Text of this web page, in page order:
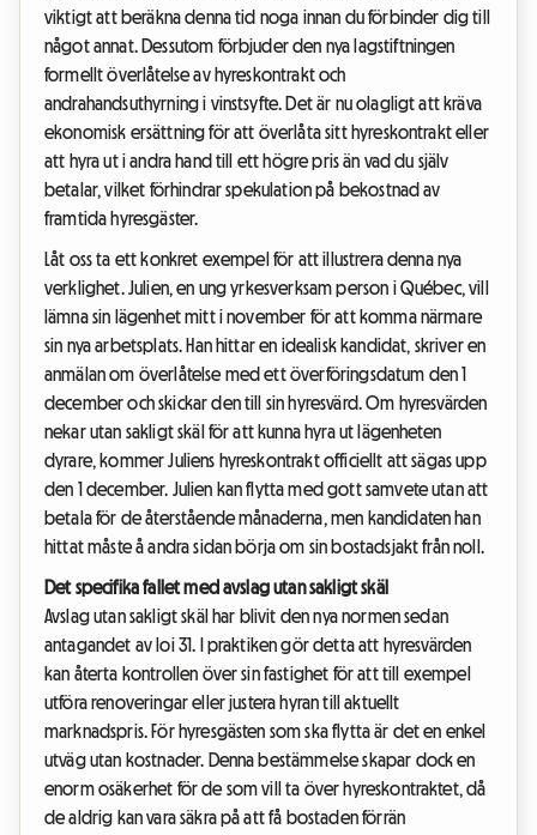
viktigt att beräkna denna tid noga innan du förbinder dig till
något annat. Dessutom förbjuder den nya lagstiftningen
formellt överlåtelse av hyreskontrakt och
andrahandsuthyrning i vinstsyfte. Det är nu olagligt att kräva
ekonomisk ersättning för att överlåta sitt hyreskontrakt eller
att hyra ut i andra hand till ett högre pris än vad du själv
betalar, vilket förhindrar spekulation på bekostnad av
framtida hyresgäster.
Låt oss ta ett konkret exempel för att illustrera denna nya
verklighet. Julien, en ung yrkesverksam person i Québec, vill
lämna sin lägenhet mitt i november för att komma närmare
sin nya arbetsplats. Han hittar en idealisk kandidat, skriver en
anmälan om överlåtelse med ett överföringsdatum den 1
december och skickar den till sin hyresvärd. Om hyresvärden
nekar utan sakligt skäl för att kunna hyra ut lägenheten
dyrare, kommer Juliens hyreskontrakt officiellt att sägas upp
den 1 december. Julien kan flytta med gott samvete utan att
betala för de återstående månaderna, men kandidaten han
hittat måste å andra sidan börja om sin bostadsjakt från noll.
Det specifika fallet med avslag utan sakligt skäl
Avslag utan sakligt skäl har blivit den nya normen sedan
antagandet av loi 31. I praktiken gör detta att hyresvärden
kan återta kontrollen över sin fastighet för att till exempel
utföra renoveringar eller justera hyran till aktuellt
marknadspris. För hyresgästen som ska flytta är det en enkel
utväg utan kostnader. Denna bestämmelse skapar dock en
enorm osäkerhet för de som vill ta över hyreskontraktet, då
de aldrig kan vara säkra på att få bostaden förrän